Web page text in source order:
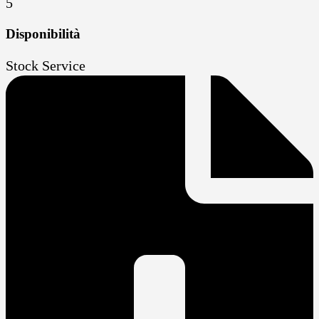
Disponibilità
Stock Service